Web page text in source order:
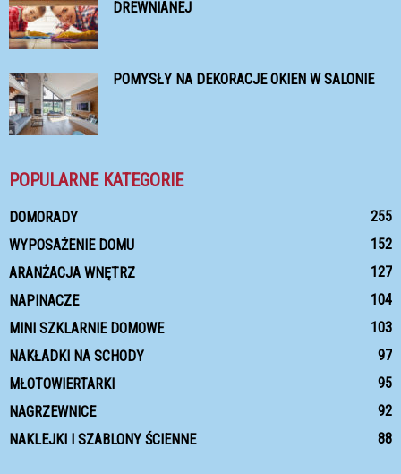
DREWNIANEJ
POMYSŁY NA DEKORACJE OKIEN W SALONIE
POPULARNE KATEGORIE
DOMORADY
255
WYPOSAŻENIE DOMU
152
ARANŻACJA WNĘTRZ
127
NAPINACZE
104
MINI SZKLARNIE DOMOWE
103
NAKŁADKI NA SCHODY
97
MŁOTOWIERTARKI
95
NAGRZEWNICE
92
NAKLEJKI I SZABLONY ŚCIENNE
88